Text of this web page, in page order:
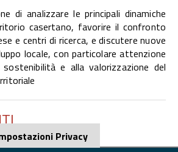
di analizzare le principali dinamiche
casertano, favorire il confronto
e centri di ricerca, e discutere nuove
locale, con particolare attenzione
sostenibilità e alla valorizzazione del
Privacy